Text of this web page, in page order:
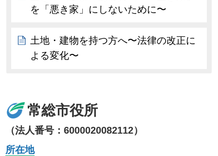
を「悪き家」にしないために〜
土地・建物を持つ方へ〜法律の改正に
よる変化〜
常総市役所
（法人番号：6000020082112）
所在地